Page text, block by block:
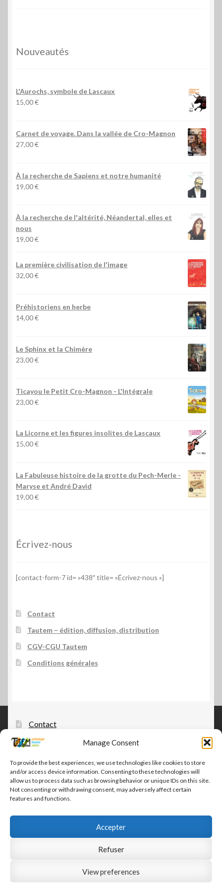
Manage Consent
To provide the best experiences, we use technologies like cookies to store
and/or access device information. Consenting to these technologies will
allow us to process data such as browsing behavior or unique IDs on this site.
Not consenting or withdrawing consent, may adversely affect certain
features and functions.
Accepter
Refuser
View preferences
Nouveautés
L'Aurochs, symbole de Lascaux
15,00€
Carnet de voyage. Dans la vallée de Cro-Magnon
27,00€
À la recherche de Sapiens et notre humanité
19,00€
À la recherche de l'altérité, Néandertal, elles et
nous
19,00€
La première civilisation de l'image
32,00€
Préhistoriens en herbe
14,00€
Le Sphinx et la Chimère
23,00€
Ticayou le Petit Cro-Magnon - L'Intégrale
23,00€
La Licorne et les figures insolites de Lascaux
15,00€
La Fabuleuse histoire de la grotte du Pech-Merle -
Maryse et André David
19,00€
Écrivez-nous
[contact-form-7 id= »438″ title= »Écrivez-nous »]
Contact
Tautem – édition, diffusion, distribution
CGV-CGU Tautem
Conditions générales
Contact
Tautem – édition, diffusion, distribution
CGV-CGU Tautem
Conditions générales
Built with WooCommerce
Recherche
Recherche